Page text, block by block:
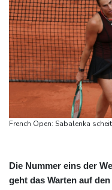
Die Nummer eins der
geht das Warten auf